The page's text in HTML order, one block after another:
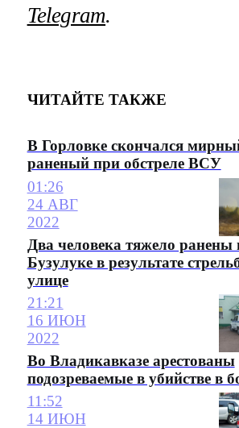
Telegram.
ЧИТАЙТЕ ТАКЖЕ
В Горловке скончался
раненый при обстреле ВСУ
01:26
24 АВГ
2022
Два человека тяжело ранены
Бузулуке в результате
улице
21:21
16 ИЮН
2022
Во Владикавказе арестованы
подозреваемые в убийстве в
11:52
14 ИЮН